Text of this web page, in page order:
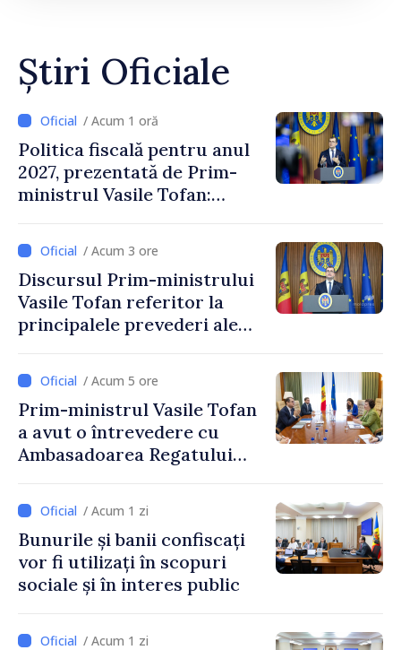
Știri Oficiale
/ Acum 1 oră
Politica fiscală pentru anul
2027, prezentată de Prim-
ministrul Vasile Tofan:
stimularea investițiilor și o
taxare mai echitabilă
/ Acum 3 ore
Discursul Prim-ministrului
Vasile Tofan referitor la
principalele prevederi ale
2027
/ Acum 5 ore
Prim-ministrul Vasile Tofan
a avut o întrevedere cu
Ambasadoarea Regatului
Irlandei de Nord, Fern
Horine / Acum 1 zi
Bunurile și banii confiscați
vor fi utilizați în scopuri
sociale și în interes public
/ Acum 1 zi